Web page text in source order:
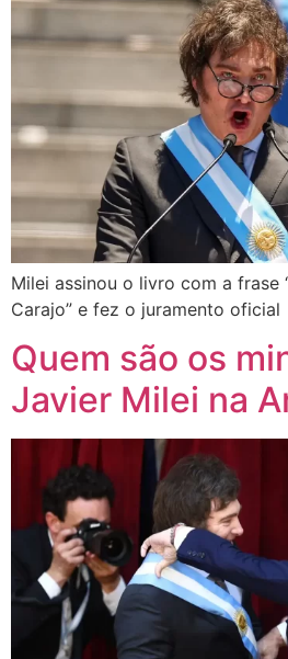
Milei assinou o livro com a frase
Carajo” e fez o juramento oficial
Quem são os
Javier Milei na